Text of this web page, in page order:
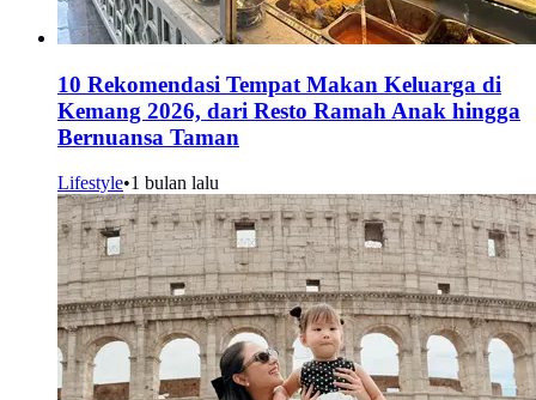
10 Rekomendasi Tempat Makan Keluarga di
Kemang 2026, dari Resto Ramah Anak hingga
Bernuansa Taman
Lifestyle•1 bulan lalu